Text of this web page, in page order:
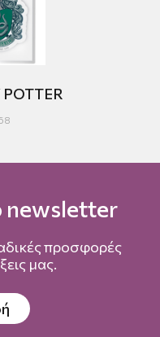
newsletter
προσφορές
μας.